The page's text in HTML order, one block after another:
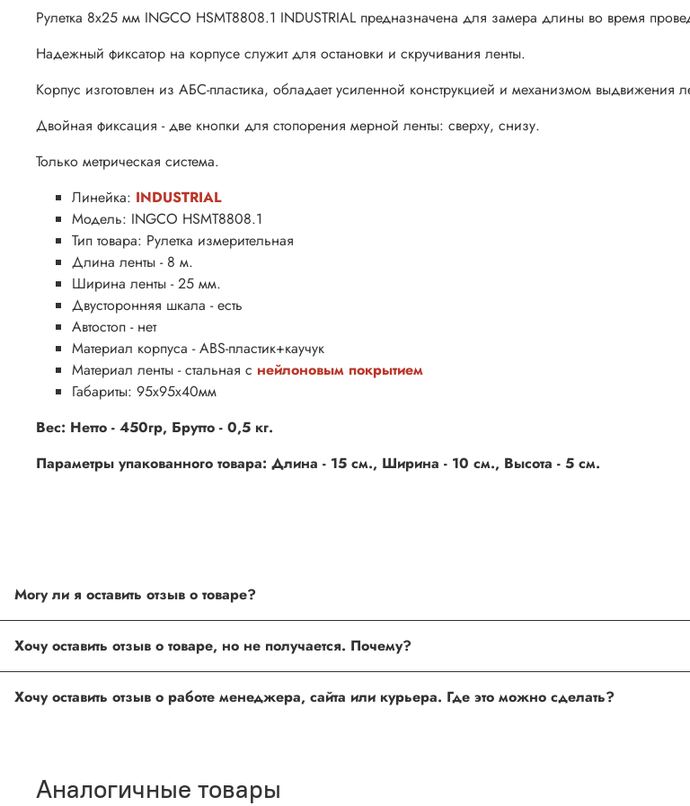
Рулетка 8х25 мм INGCO HSMT8808.1 INDUSTRIAL предназначена для замера длины во время
Надежный фиксатор на корпусе служит для остановки и скручивания ленты.
Корпус изготовлен из АБС-пластика, обладает усиленной конструкцией и механизмом выдвижения
Двойная фиксация - две кнопки для стопорения мерной ленты: сверху, снизу.
Только метрическая система.
Линейка: INDUSTRIAL
Модель: INGCO HSMT8808.1
Тип товара: Рулетка измерительная
Длина ленты - 8 м.
Ширина ленты - 25 мм.
Двусторонняя шкала - есть
Автостоп - нет
Материал корпуса - ABS-пластик+каучук
Материал ленты - стальная с нейлоновым покрытием
Габариты: 95х95х40мм
Вес: Нетто - 450гр, Брутто - 0,5 кг.
Параметры упакованного товара: Длина - 15 см., Ширина - 10 см., Высота - 5 см.
Могу ли я оставить отзыв о товаре?
товарах проходят модерацию.
Хочу оставить отзыв о товаре, но не получается. Почему?
ingco.or.itk@gmail.com; ingco.spb@mail.ru
Хочу оставить отзыв о работе менеджера, сайта или курьера. Где это можно сделать?
Оставить отзыв о покупке
Аналогичные товары